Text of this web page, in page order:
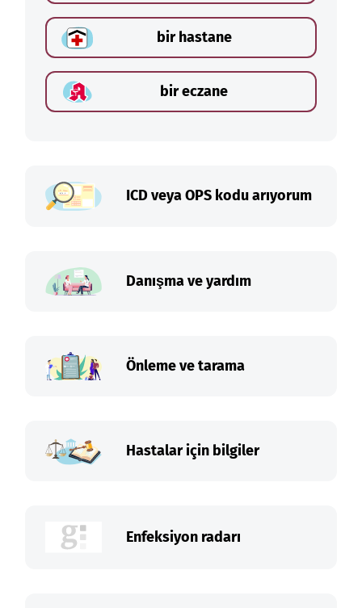
bir hastane
bir eczane
ICD veya OPS kodu arıyorum
Danışma ve yardım
Önleme ve tarama
Hastalar için bilgiler
Enfeksiyon radarı